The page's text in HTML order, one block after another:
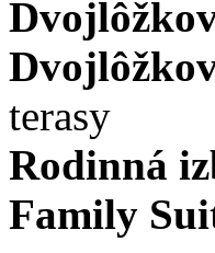
terasy
Rodinná
Family